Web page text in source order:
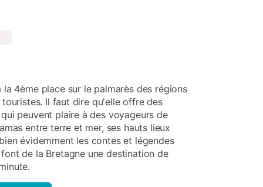
4ème place sur le palmarès des régions
Il faut dire qu'elle offre des
peuvent plaire à des voyageurs de
entre terre et mer, ses hauts lieux
évidemment les contes et légendes
de la Bretagne une destination de